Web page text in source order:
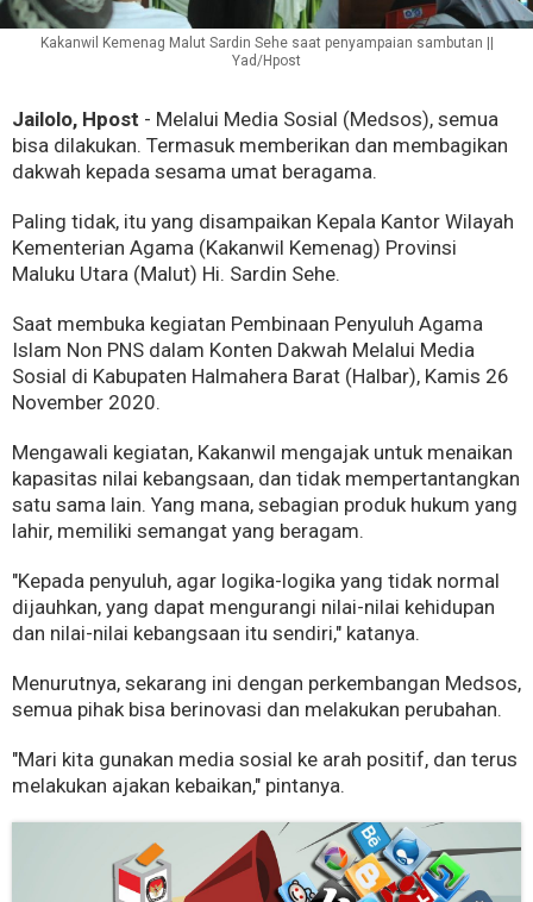
Kakanwil Kemenag Malut Sardin Sehe saat penyampaian sambutan ||
Yad/Hpost
Jailolo, Hpost - Melalui Media Sosial (Medsos), semua
bisa dilakukan. Termasuk memberikan dan membagikan
dakwah kepada sesama umat beragama.
Paling tidak, itu yang disampaikan Kepala Kantor Wilayah
Kementerian Agama (Kakanwil Kemenag) Provinsi
Maluku Utara (Malut) Hi. Sardin Sehe.
Saat membuka kegiatan Pembinaan Penyuluh Agama
Islam Non PNS dalam Konten Dakwah Melalui Media
Sosial di Kabupaten Halmahera Barat (Halbar), Kamis 26
November 2020.
Mengawali kegiatan, Kakanwil mengajak untuk menaikan
kapasitas nilai kebangsaan, dan tidak mempertantangkan
satu sama lain. Yang mana, sebagian produk hukum yang
lahir, memiliki semangat yang beragam.
"Kepada penyuluh, agar logika-logika yang tidak normal
dijauhkan, yang dapat mengurangi nilai-nilai kehidupan
dan nilai-nilai kebangsaan itu sendiri," katanya.
Menurutnya, sekarang ini dengan perkembangan Medsos,
semua pihak bisa berinovasi dan melakukan perubahan.
"Mari kita gunakan media sosial ke arah positif, dan terus
melakukan ajakan kebaikan," pintanya.